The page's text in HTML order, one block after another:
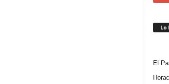
Lo
El